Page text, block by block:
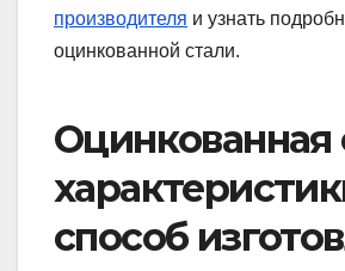
производителя и узнать
оцинкованной стали.
Оцинкованная
способ